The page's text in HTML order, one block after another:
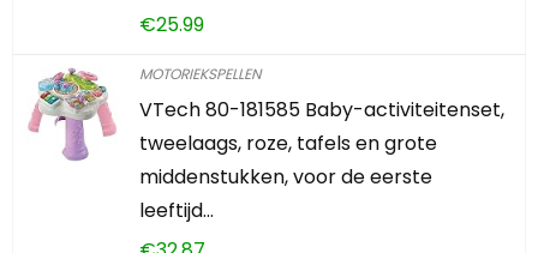
€25.99
MOTORIEKSPELLEN
VTech 80-181585 Baby-activiteitenset,
tweelaags, roze, tafels en grote
middenstukken, voor de eerste
leeftijd…